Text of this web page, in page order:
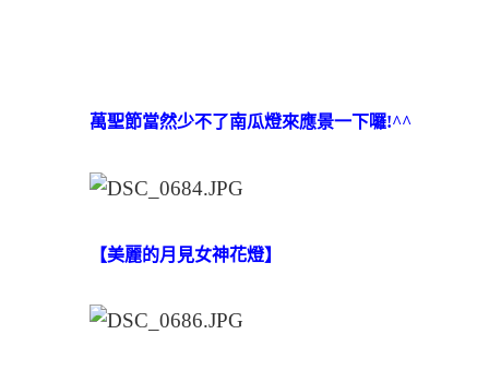
萬聖節當然少不了南瓜燈來應景一下囉!^^
【美麗的月見女神花燈】